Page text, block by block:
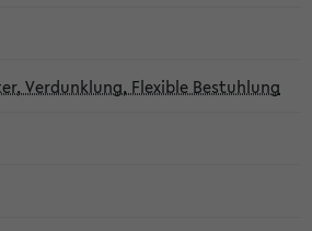
Verdunklung, Flexible Bestuhlung